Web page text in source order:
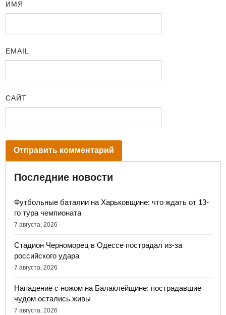
ИМЯ
EMAIL
САЙТ
Последние новости
Футбольные баталии на Харьковщине: что ждать от 13-
го тура чемпионата
7 августа, 2026
Стадион Черноморец в Одессе пострадал из-за
российского удара
7 августа, 2026
Нападение с ножом на Балаклейщине: пострадавшие
чудом остались живы
7 августа, 2026